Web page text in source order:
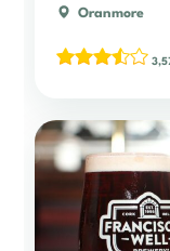
Oranmore